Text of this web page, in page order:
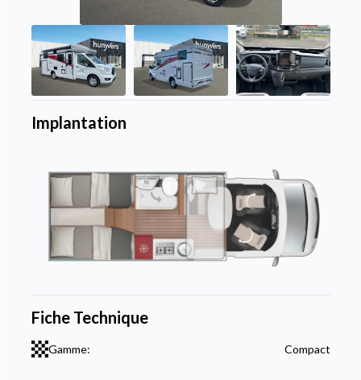
Implantation
Fiche Technique
Gamme: Compact